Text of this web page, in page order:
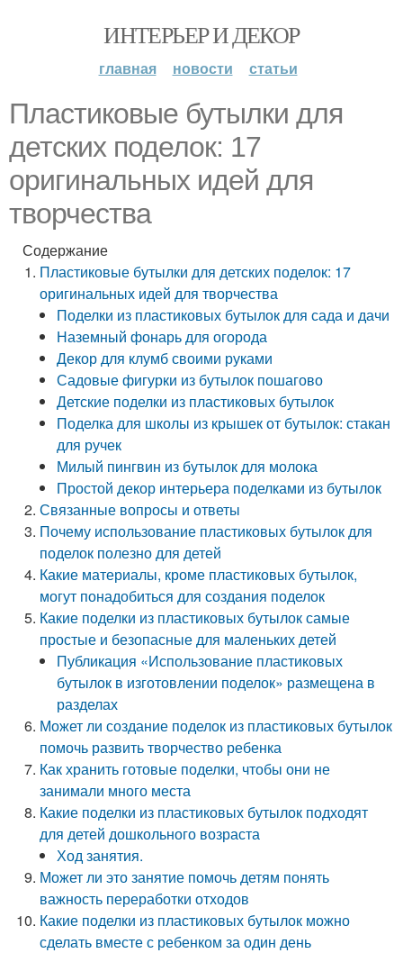
ИНТЕРЬЕР И ДЕКОР
главная новости статьи
Пластиковые бутылки для
детских поделок: 17
оригинальных идей для
творчества
Содержание
Пластиковые бутылки для детских поделок: 17
оригинальных идей для творчества
Поделки из пластиковых бутылок для сада и дачи
Наземный фонарь для огорода
Декор для клумб своими руками
Садовые фигурки из бутылок пошагово
Детские поделки из пластиковых бутылок
Поделка для школы из крышек от бутылок: стакан
для ручек
Милый пингвин из бутылок для молока
Простой декор интерьера поделками из бутылок
Связанные вопросы и ответы
Почему использование пластиковых бутылок для
поделок полезно для детей
Какие материалы, кроме пластиковых бутылок,
могут понадобиться для создания поделок
Какие поделки из пластиковых бутылок самые
простые и безопасные для маленьких детей
Публикация «Использование пластиковых
бутылок в изготовлении поделок» размещена в
разделах
Может ли создание поделок из пластиковых бутылок
помочь развить творчество ребенка
Как хранить готовые поделки, чтобы они не
занимали много места
Какие поделки из пластиковых бутылок подходят
для детей дошкольного возраста
Ход занятия.
Может ли это занятие помочь детям понять
важность переработки отходов
Какие поделки из пластиковых бутылок можно
сделать вместе с ребенком за один день